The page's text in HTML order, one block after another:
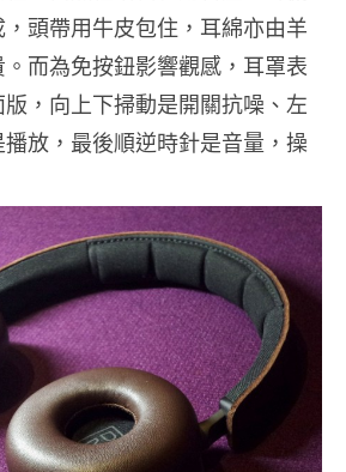
頭帶用牛皮包住，耳綿亦由羊
而為免按鈕影響觀感，耳罩表
，向上下掃動是開關抗噪、左
放，最後順逆時針是音量，操